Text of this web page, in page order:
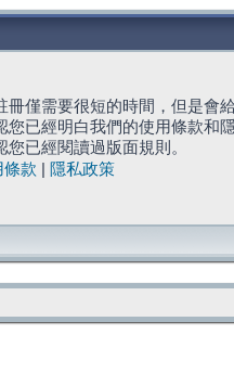
冊僅需要很短的時間，但是會
您已經明白我們的使用條款和
已經閱讀過版面規則。
條款
隱私政策